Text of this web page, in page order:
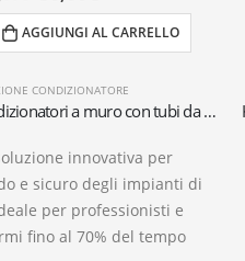
CONDIZIONATORE
Kit per installazione condizionatori a muro con tubi da 3 metri 1/4″+3/8″ SAE
innovativa per
e sicuro degli impianti di
per professionisti e
fino al 70% del tempo
AGGIUNGI AL CARRELLO